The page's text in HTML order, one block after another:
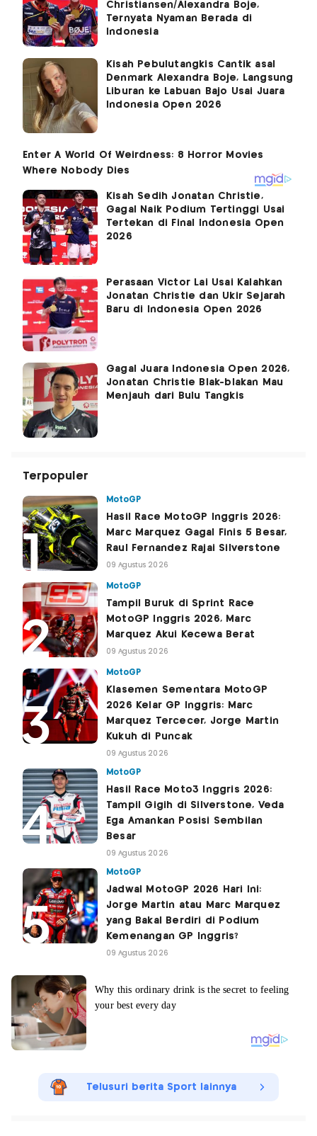
Christiansen/Alexandra Boje,
Ternyata Nyaman Berada di
Indonesia
Kisah Pebulutangkis Cantik asal
Denmark Alexandra Boje, Langsung
Liburan ke Labuan Bajo Usai Juara
Indonesia Open 2026
Kisah Sedih Jonatan Christie,
Gagal Naik Podium Tertinggi Usai
Tertekan di Final Indonesia Open
2026
Perasaan Victor Lai Usai Kalahkan
Jonatan Christie dan Ukir Sejarah
Baru di Indonesia Open 2026
Gagal Juara Indonesia Open 2026,
Jonatan Christie Blak-blakan Mau
Menjauh dari Bulu Tangkis
Terpopuler
MotoGP
Hasil Race MotoGP Inggris 2026:
Marc Marquez Gagal Finis 5 Besar,
Raul Fernandez Rajai Silverstone
09 Agustus 2026
MotoGP
Tampil Buruk di Sprint Race
MotoGP Inggris 2026, Marc
Marquez Akui Kecewa Berat
09 Agustus 2026
MotoGP
Klasemen Sementara MotoGP
2026 Kelar GP Inggris: Marc
Marquez Tercecer, Jorge Martin
Kukuh di Puncak
09 Agustus 2026
MotoGP
Hasil Race Moto3 Inggris 2026:
Tampil Gigih di Silverstone, Veda
Ega Amankan Posisi Sembilan
Besar
09 Agustus 2026
MotoGP
Jadwal MotoGP 2026 Hari Ini:
Jorge Martin atau Marc Marquez
yang Bakal Berdiri di Podium
Kemenangan GP Inggris?
09 Agustus 2026
Telusuri berita Sport lainnya